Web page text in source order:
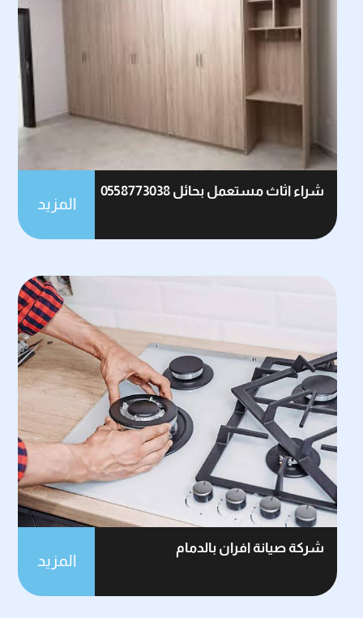
شراء اثاث مستعمل بحائل 0558773038
المزيد
شركة صيانة افران بالدمام
المزيد